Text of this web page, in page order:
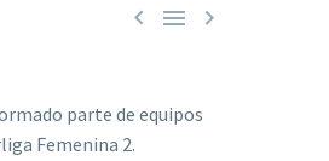
  
parte de equipos
Femenina 2.